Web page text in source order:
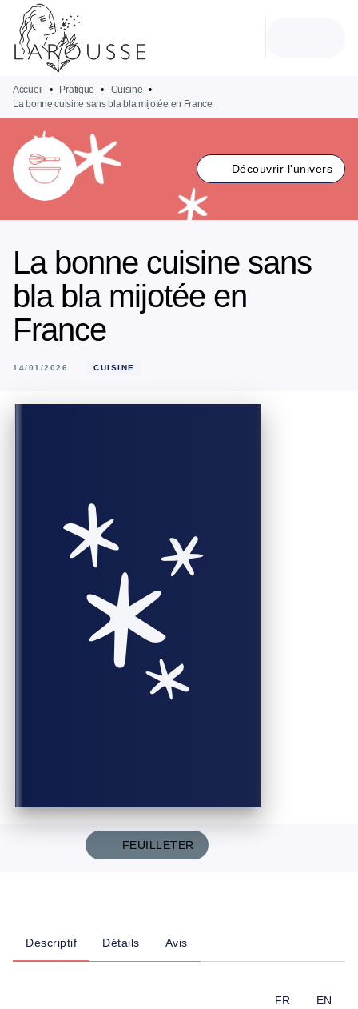
MENU
PIED DE PAGE
Accueil • Pratique • Cuisine
•
La bonne cuisine sans bla bla mijotée en France
Découvrir l'univers
La bonne cuisine sans
bla bla mijotée en
France
14/01/2026 CUISINE
FEUILLETER
Descriptif Détails Avis
FR EN